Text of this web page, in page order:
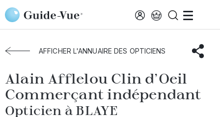
Aller au contenu principal
Accueil Choisir mon opticien
Alain Afflelou Clin D'Oeil Commerçant Indépendant
AFFICHER L'ANNUAIRE DES OPTICIENS
Alain Afflelou Clin d'Oeil
Commerçant indépendant
Opticien à BLAYE